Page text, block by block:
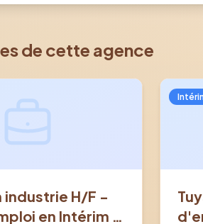
de cette agence
industrie H/F -
en Intérim à